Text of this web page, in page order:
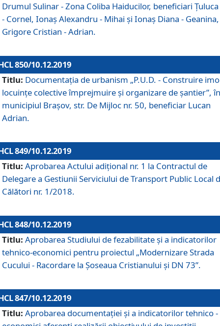
Drumul Sulinar - Zona Coliba Haiducilor, beneficiari
- Cornel, Ionaş Alexandru - Mihai şi Ionaş Diana - Geanina,
Grigore Cristian - Adrian.
850/10.12.2019
Titlu: Documentaţia de urbanism „P.U.D. - Construire
locuințe colective împrejmuire și organizare de șantier”, în
municipiul Braşov, str. De Mijloc nr. 50, beneficiar Lucan
Adrian.
849/10.12.2019
Titlu: Aprobarea Actului adiţional nr. 1 la Contractul de
Delegare a Gestiunii Serviciului de Transport Public Local
Călători nr. 1/2018.
848/10.12.2019
Titlu: Aprobarea Studiului de fezabilitate şi a indicatorilor
tehnico-economici pentru proiectul „Modernizare Strada
Cucului - Racordare la Șoseaua Cristianului și DN 73”.
847/10.12.2019
Titlu: Aprobarea documentației și a indicatorilor tehnico -